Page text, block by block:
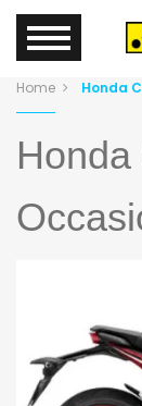
Home Honda